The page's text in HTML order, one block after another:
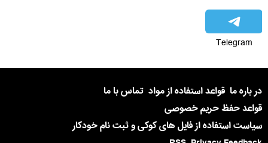
Telegram
در باره ما قواعد استفاده از مواد تماس با ما
قواعد حفظ حریم خصوصی
سیاست استفاده از فایل های کوکی و ثبت نام خودکار